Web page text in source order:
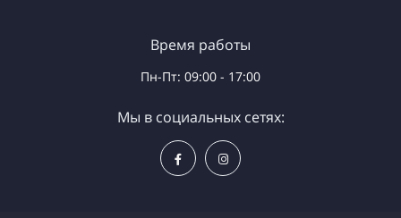
Время работы
Пн-Пт: 09:00 - 17:00
Мы в социальных сетях: